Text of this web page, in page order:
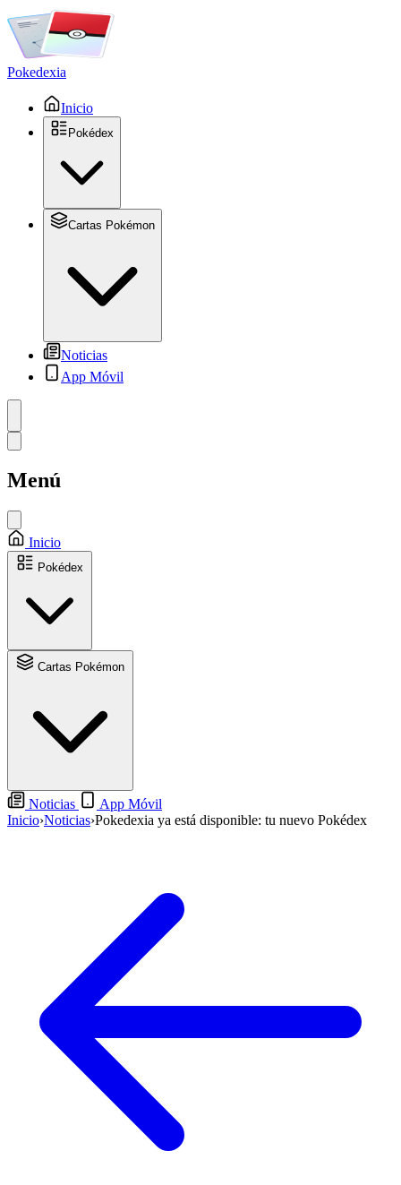
Pokedexia
Inicio
Pokédex
Cartas Pokémon
Noticias
App Móvil
Menú
Inicio
Noticias
App Móvil
Inicio›Noticias›Pokedexia ya está disponible: tu nuevo Pokédex